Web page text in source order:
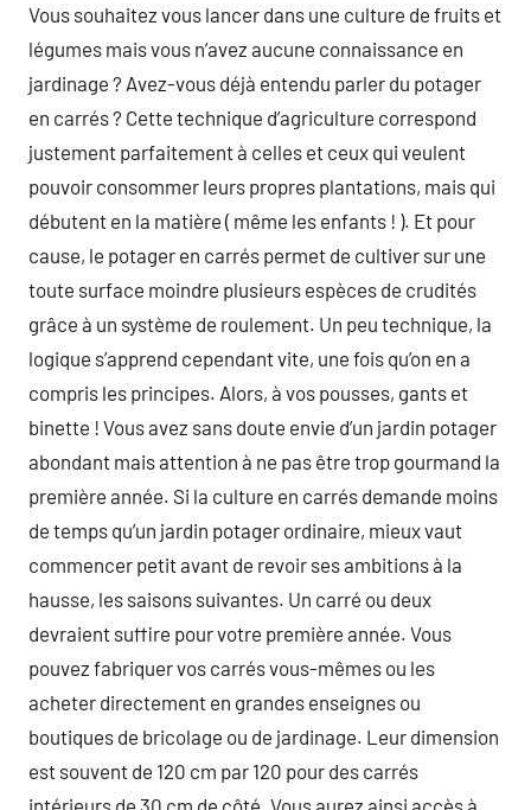
Vous souhaitez vous lancer dans une culture de fruits et
légumes mais vous n’avez aucune connaissance en
jardinage ? Avez-vous déjà entendu parler du potager
en carrés ? Cette technique d’agriculture correspond
justement parfaitement à celles et ceux qui veulent
pouvoir consommer leurs propres plantations, mais qui
débutent en la matière ( même les enfants ! ). Et pour
cause, le potager en carrés permet de cultiver sur une
toute surface moindre plusieurs espèces de crudités
grâce à un système de roulement. Un peu technique, la
logique s’apprend cependant vite, une fois qu’on en a
compris les principes. Alors, à vos pousses, gants et
binette ! Vous avez sans doute envie d’un jardin potager
abondant mais attention à ne pas être trop gourmand la
première année. Si la culture en carrés demande moins
de temps qu’un jardin potager ordinaire, mieux vaut
commencer petit avant de revoir ses ambitions à la
hausse, les saisons suivantes. Un carré ou deux
devraient suffire pour votre première année. Vous
pouvez fabriquer vos carrés vous-mêmes ou les
acheter directement en grandes enseignes ou
boutiques de bricolage ou de jardinage. Leur dimension
est souvent de 120 cm par 120 pour des carrés
intérieurs de 30 cm de côté. Vous aurez ainsi accès à